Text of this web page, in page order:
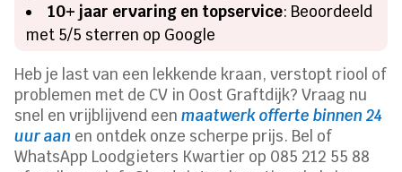
10+ jaar ervaring en topservice: Beoordeeld
met 5/5 sterren op Google
Heb je last van een lekkende kraan, verstopt riool of
problemen met de CV in Oost Graftdijk? Vraag nu
snel en vrijblijvend eenmaatwerk offerte binnen 24
uur aan en ontdek onze scherpe prijs.​ Bel of
WhatsApp Loodgieters Kwartier op 085 212 55 88